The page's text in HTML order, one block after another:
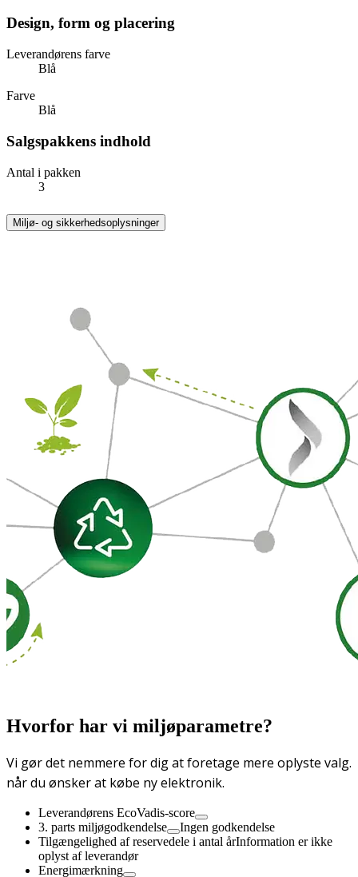
Design, form og placering
Leverandørens farve
Blå
Farve
Blå
Salgspakkens indhold
Antal i pakken
3
Miljø- og sikkerhedsoplysninger
Hvorfor har vi miljøparametre?
Vi gør det nemmere for dig at foretage mere oplyste valg.
når du ønsker at købe ny elektronik.
Leverandørens EcoVadis-score
3. parts miljøgodkendelse
Ingen godkendelse
Tilgængelighed af reservedele i antal årInformation er ikke
oplyst af leverandør
Energimærkning